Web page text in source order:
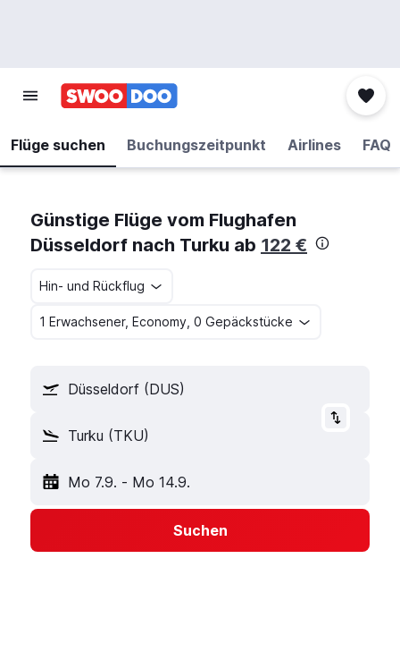
Flüge suchen Buchungszeitpunkt Airlines FAQ
Günstige Flüge vom Flughafen
Düsseldorf nach Turku ab 122 €
Hin- und Rückflug
1 Erwachsener, Economy, 0 Gepäckstücke
Düsseldorf (DUS)
Turku (TKU)
Mo 7.9. - Mo 14.9.
Suchen